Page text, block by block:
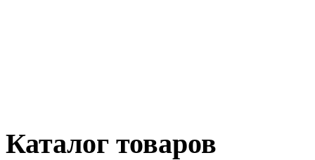
Каталог товаров